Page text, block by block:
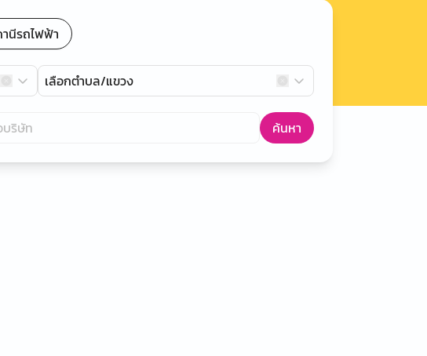
นีรถไฟฟ้า
เลือกตำบล/แขวง
ค้นหา